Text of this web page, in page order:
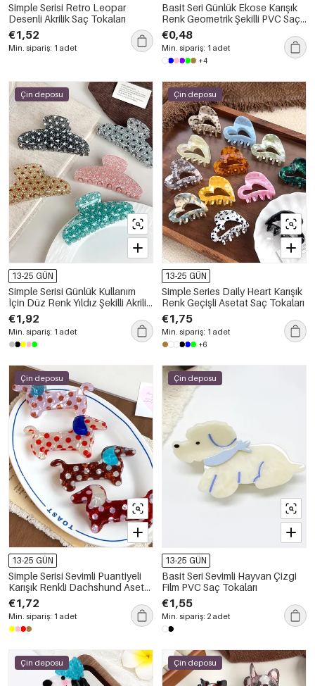
Simple Serisi Retro Leopar
Desenli Akrilik Saç Tokaları
€1,52
Min. sipariş: 1 adet
Basit Seri Günlük Ekose Karışık
Renk Geometrik Şekilli PVC Saç
Tokaları
€0,48
Min. sipariş: 1 adet
+4
Çin deposu
13-25 GÜN
Simple Serisi Günlük Kullanım
İçin Düz Renk Yıldız Şekilli Akrilik
Saç Tokaları
€1,92
Min. sipariş: 1 adet
Çin deposu
13-25 GÜN
Simple Series Daily Heart Karışık
Renk Geçişli Asetat Saç Tokaları
€1,75
Min. sipariş: 1 adet
+6
Çin deposu
13-25 GÜN
Simple Serisi Sevimli Puantiyeli
Karışık Renkli Dachshund Asetat
Saç Tokaları
€1,72
Min. sipariş: 1 adet
Çin deposu
13-25 GÜN
Basit Seri Sevimli Hayvan Çizgi
Film PVC Saç Tokaları
€1,55
Min. sipariş: 2 adet
Çin deposu Çin deposu